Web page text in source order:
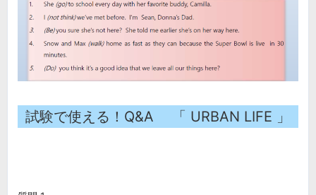
試験で使える！Q&A 「 URBAN LIFE 」